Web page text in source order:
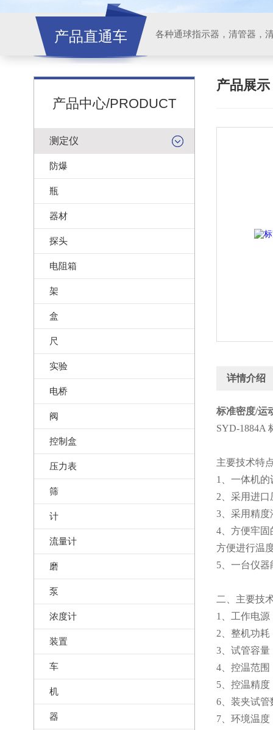
产品直通车 各种通球指示器，清管器，
产品中心/PRODUCT
测定仪
防爆
瓶
器材
探头
电阻箱
架
盒
尺
实验
电桥
阀
控制盒
压力表
筛
计
流量计
磨
泵
浓度计
装置
车
机
器
产品展示
详情介绍
标准密度/运
SYD-1884A
主要技术特
1、一体机
2、采用进
3、采用精
4、方便牢固
方便进行温
5、一台仪
二、主要技
1、工作电源
2、整机功耗
3、试管容量
4、控温范
5、控温精
6、装夹试管
7、环境温